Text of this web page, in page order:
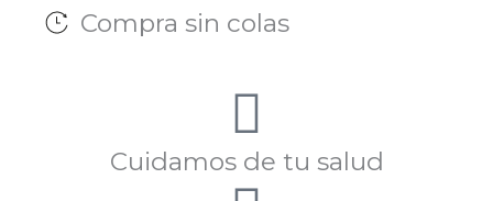
Compra sin colas
Cuidamos de tu salud